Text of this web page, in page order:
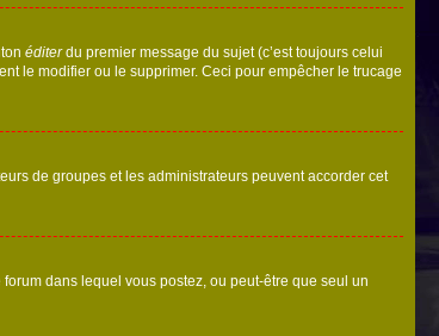
éditerdu premier message du sujet (c’est toujours celui
le modifier ou le supprimer. Ceci pour empêcher le trucage
de groupes et les administrateurs peuvent accorder cet
dans lequel vous postez, ou peut-être que seul un